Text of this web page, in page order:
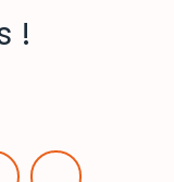
!